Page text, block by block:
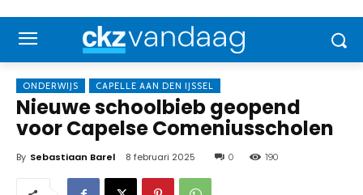
ONDERWIJS CAPELLE AAN DEN IJSSEL
Nieuwe schoolbieb geopend
voor Capelse Comeniusscholen
By Sebastiaan Barel 8 februari 2025 0 190